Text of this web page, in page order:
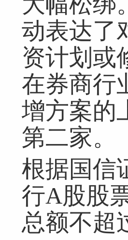
动表达了
资计划或
在券商行
增方案的
第二家。
根据国信
行A股股
总额不超